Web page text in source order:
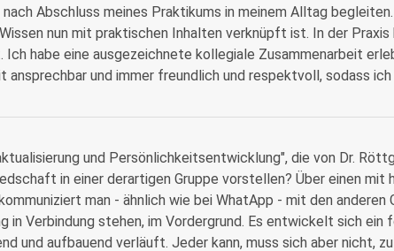
Abschluss meines Praktikums in meinem Alltag
nun mit praktischen Inhalten verknüpft ist. In der
habe eine ausgezeichnete kollegiale Zusammenarbeit
und immer freundlich und respektvoll, sodass
und Persönlichkeitsentwicklung", die von Dr.
in einer derartigen Gruppe vorstellen? Über einen mit
man - ähnlich wie bei WhatApp - mit den anderen
Verbindung stehen, im Vordergrund. Es entwickelt sich ein
aufbauend verläuft. Jeder kann, muss sich aber nicht,